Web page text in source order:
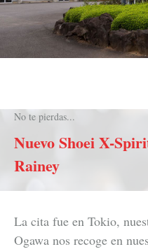
No te pierdas...
Nuevo Shoei X-
Rainey
La cita fue en Tokio,
Ogawa nos recoge en